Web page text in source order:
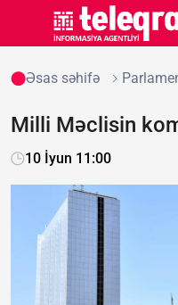
Əsas səhifə
Milli Məclisin
10 İyun 11:00